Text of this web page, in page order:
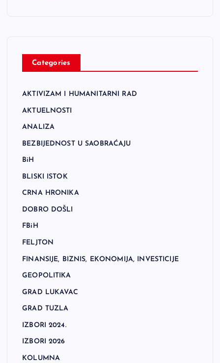
Categories
AKTIVIZAM I HUMANITARNI RAD
AKTUELNOSTI
ANALIZA
BEZBIJEDNOST U SAOBRAĆAJU
BiH
BLISKI ISTOK
CRNA HRONIKA
DOBRO DOŠLI
FBiH
FELJTON
FINANSIJE, BIZNIS, EKONOMIJA, INVESTICIJE
GEOPOLITIKA
GRAD LUKAVAC
GRAD TUZLA
IZBORI 2024.
IZBORI 2026
KOLUMNA